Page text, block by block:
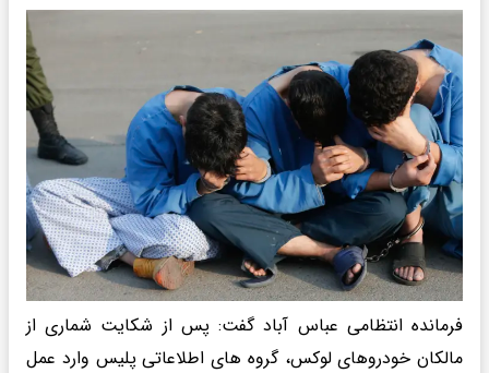
فرمانده انتظامی عباس آباد گفت: پس از شکایت شماری از
مالکان خودروهای لوکس، گروه های اطلاعاتی پلیس وارد عمل